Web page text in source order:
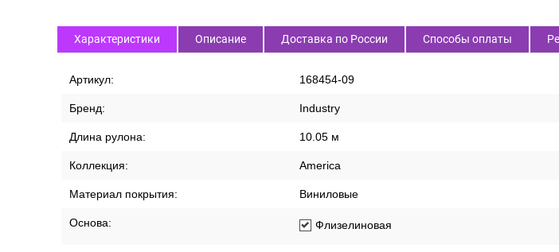
Характеристики Описание Доставка по России Способы оплаты
Артикул: 168454-09
Бренд: Industry
Длина рулона: 10.05 м
Коллекция: America
Материал покрытия: Виниловые
Основа: Флизелиновая